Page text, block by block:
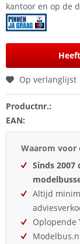
kantoor en op de
Op verlanglijst
Productnr.:
EAN:
Waarom voor
Sinds
Altijd
Oplopende